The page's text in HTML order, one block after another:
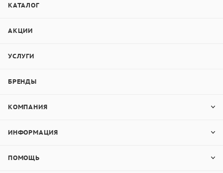
КАТАЛОГ
АКЦИИ
УСЛУГИ
БРЕНДЫ
КОМПАНИЯ
ИНФОРМАЦИЯ
ПОМОЩЬ